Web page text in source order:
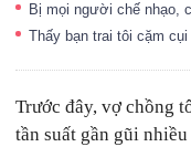
Bị mọi người chế nhạo,
Thấy bạn trai tôi cặm
Trước đây, vợ chồng
tần suất gần gũi nhiều